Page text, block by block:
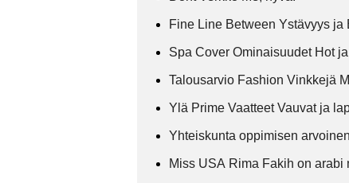
Fine Line Between Ystävyys ja
Spa Cover Ominaisuudet Hot
Talousarvio Fashion Vinkkejä
Ylä Prime Vaatteet Vauvat ja
Yhteiskunta oppimisen
Miss USA Rima Fakih on